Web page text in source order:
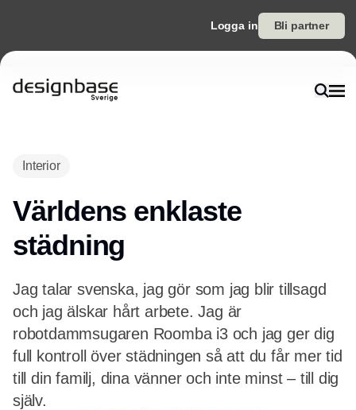
Logga in Bli partner
Interior
Världens enklaste
städning
Jag talar svenska, jag gör som jag blir tillsagd
och jag älskar hårt arbete. Jag är
robotdammsugaren Roomba i3 och jag ger dig
full kontroll över städningen så att du får mer tid
till din familj, dina vänner och inte minst – till dig
själv.